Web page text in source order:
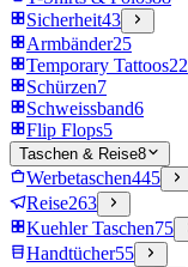
Sicherheit43
Armbänder25
Temporary Tattoos22
Schürzen7
Schweissband6
Flip Flops5
Taschen & Reise8
Werbetaschen445
Reise263
Kuehler Taschen75
Handtücher55